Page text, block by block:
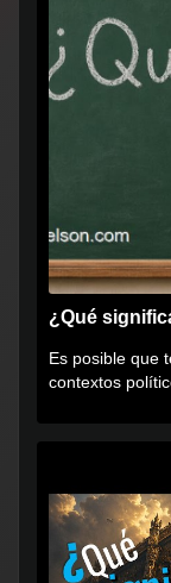
¿Qué
Es posible que
contextos